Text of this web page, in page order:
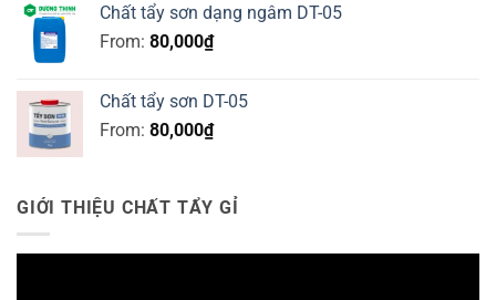
Chất tẩy sơn dạng ngâm DT-05
From: 80,000₫
Chất tẩy sơn DT-05
From: 80,000₫
GIỚI THIỆU CHẤT TẨY GỈ